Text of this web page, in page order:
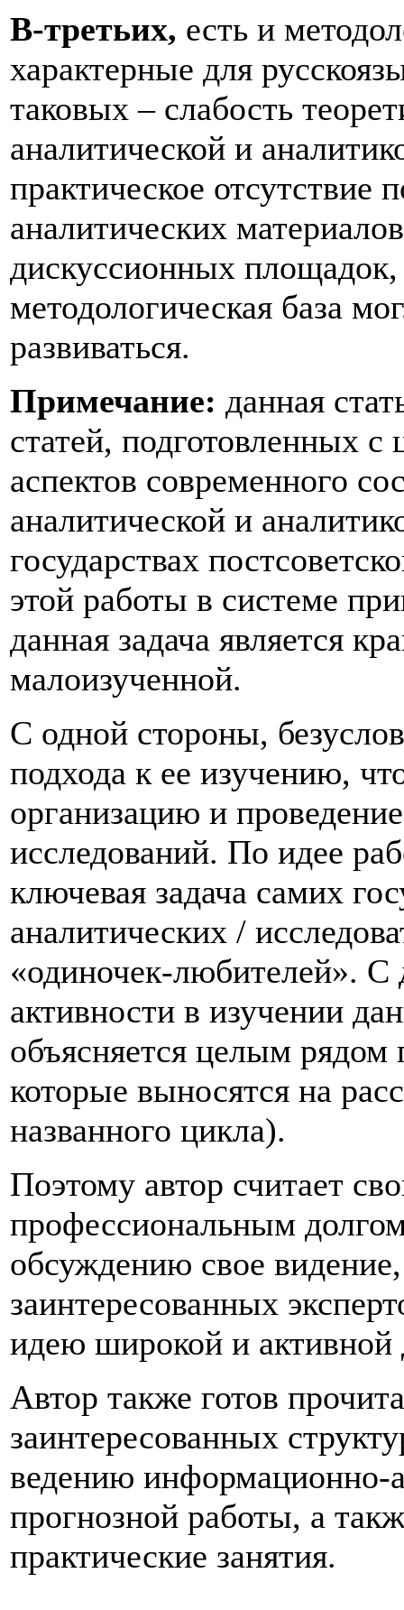
В-третьих, есть и
характерные для
таковых – слабость
аналитической и
практическое отсутствие
аналитических
дискуссионных площадок,
методологическая база
развиваться.
Примечание: данная
статей, подготовленных
аспектов современного
аналитической и
государствах
этой работы в системе
данная задача является
малоизученной.
С одной стороны,
подхода к ее изучению,
организацию и
исследований. По идее
ключевая задача самих
аналитических /
«одиночек-любителей». С
активности в изучении
объясняется целым
которые выносятся на
названного цикла).
Поэтому автор считает
профессиональным
обсуждению свое
заинтересованных
идею широкой и активной
Автор также готов
заинтересованных
ведению информационно-
прогнозной работы, а
практические занятия.